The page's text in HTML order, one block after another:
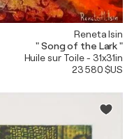
Reneta Isin
" Song of the Lark "
Huile sur Toile - 31x31in
23 580 $US